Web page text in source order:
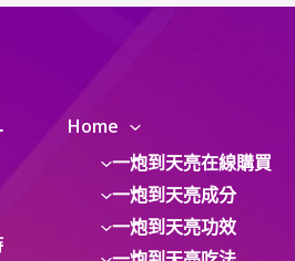
Home
一炮到天亮在線購買
一炮到天亮成分
一炮到天亮功效